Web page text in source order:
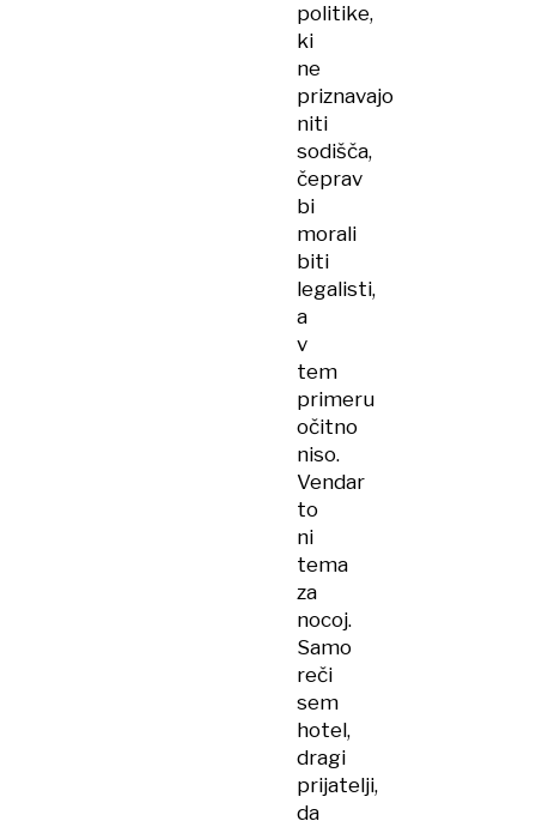
politike,
ki
ne
priznavajo
niti
sodišča,
čeprav
bi
morali
biti
legalisti,
a
v
tem
primeru
očitno
niso.
Vendar
to
ni
tema
za
nocoj.
Samo
reči
sem
hotel,
dragi
prijatelji,
da